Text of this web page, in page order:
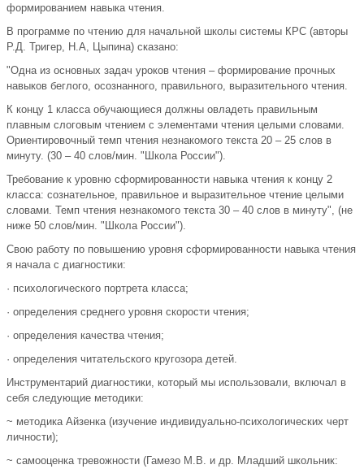
формированием навыка чтения.
В программе по чтению для начальной школы системы КРС (авторы
Р.Д. Тригер, Н.А, Цыпина) сказано:
"Одна из основных задач уроков чтения – формирование прочных
навыков беглого, осознанного, правильного, выразительного чтения.
К концу 1 класса обучающиеся должны овладеть правильным
плавным слоговым чтением с элементами чтения целыми словами.
Ориентировочный темп чтения незнакомого текста 20 – 25 слов в
минуту. (30 – 40 слов/мин. "Школа России").
Требование к уровню сформированности навыка чтения к концу 2
класса: сознательное, правильное и выразительное чтение целыми
словами. Темп чтения незнакомого текста 30 – 40 слов в минуту", (не
ниже 50 слов/мин. "Школа России").
Свою работу по повышению уровня сформированности навыка чтения
я начала с диагностики:
· психологического портрета класса;
· определения среднего уровня скорости чтения;
· определения качества чтения;
· определения читательского кругозора детей.
Инструментарий диагностики, который мы использовали, включал в
себя следующие методики:
~ методика Айзенка (изучение индивидуально-психологических черт
личности);
~ самооценка тревожности (Гамезо М.В. и др. Младший школьник: